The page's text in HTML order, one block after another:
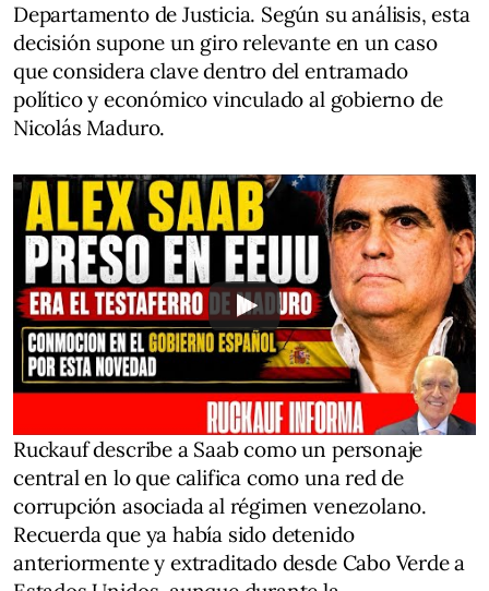
Departamento de Justicia. Según su análisis, esta
decisión supone un giro relevante en un caso
que considera clave dentro del entramado
político y económico vinculado al gobierno de
Nicolás Maduro.
Ruckauf describe a Saab como un personaje
central en lo que califica como una red de
corrupción asociada al régimen venezolano.
Recuerda que ya había sido detenido
anteriormente y extraditado desde Cabo Verde a